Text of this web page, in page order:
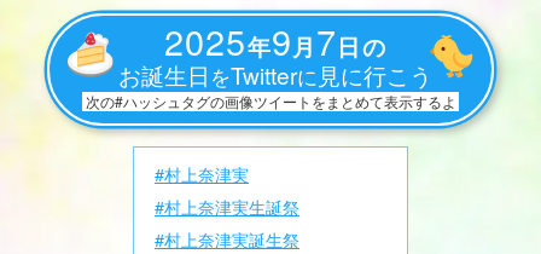
2025年9月7日の
お誕生日 をTwitterに 見に行こう
次の#ハッシュタグの画像ツイートをまとめて表示するよ
#村上奈津実
#村上奈津実生誕祭
#村上奈津実誕生祭